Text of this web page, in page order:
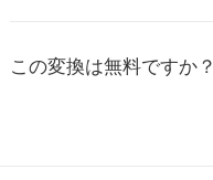
この変換は無料ですか？